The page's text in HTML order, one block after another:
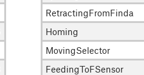
RetractingFromFinda
Homing
MovingSelector
FeedingToFSensor